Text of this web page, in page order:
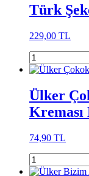
Türk
229,00 TL
Ülker
Kreması
74,90 TL